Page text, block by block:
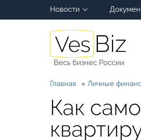
Новости
Весь бизнес России
Главная Личные
Как